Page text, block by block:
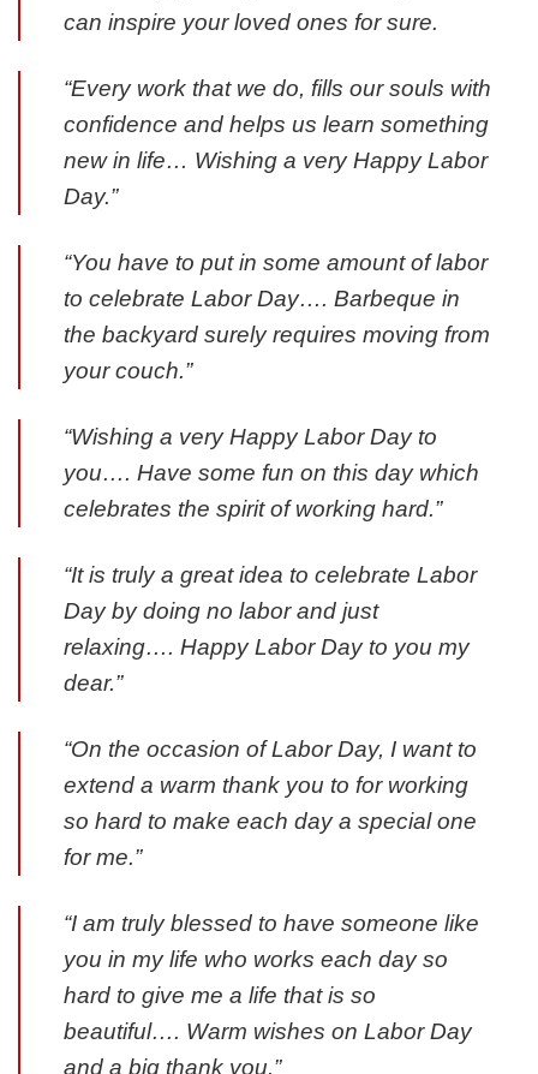
can inspire your loved ones for sure.
“Every work that we do, fills our souls with
confidence and helps us learn something
new in life… Wishing a very Happy Labor
Day.”
“You have to put in some amount of labor
to celebrate Labor Day…. Barbeque in
the backyard surely requires moving from
your couch.”
“Wishing a very Happy Labor Day to
you…. Have some fun on this day which
celebrates the spirit of working hard.”
“It is truly a great idea to celebrate Labor
Day by doing no labor and just
relaxing…. Happy Labor Day to you my
dear.”
“On the occasion of Labor Day, I want to
extend a warm thank you to for working
so hard to make each day a special one
for me.”
“I am truly blessed to have someone like
you in my life who works each day so
hard to give me a life that is so
beautiful…. Warm wishes on Labor Day
and a big thank you.”